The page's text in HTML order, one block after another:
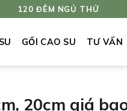
120 ĐÊM NGỦ THỬ
GỐI CAO SU TƯ VẤN
20cm giá